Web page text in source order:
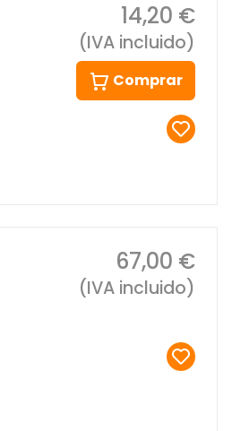
14,20 €
(IVA incluido)
Comprar
67,00 €
(IVA incluido)